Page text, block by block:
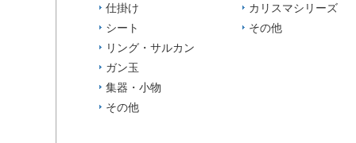
仕掛け
シート
リング・サルカン
ガン玉
集器・小物
その他
カリスマシリーズ
その他